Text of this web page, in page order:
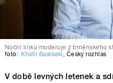
Noční linku moderuje z brněnského
foto: Khalil Baalbaki Český rozhlas
V době levných letenek a